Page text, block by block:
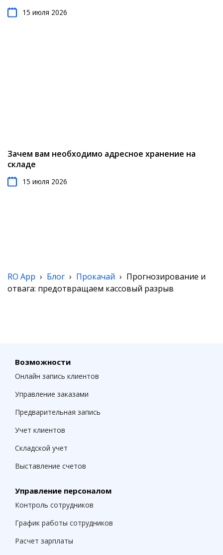
15 июля 2026
Зачем вам необходимо адресное хранение на
складе
15 июля 2026
RO App › Блог › Прокачай › Прогнозирование и
отвага: предотвращаем кассовый разрыв
Возможности
Онлайн запись клиентов
Управление заказами
Предварительная запись
Учет клиентов
Складской учет
Выставление счетов
Управление персоналом
Контроль сотрудников
График работы сотрудников
Расчет зарплаты